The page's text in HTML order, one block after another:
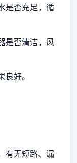
是否充足，循
是否清洁，风
好。
有无短路、漏